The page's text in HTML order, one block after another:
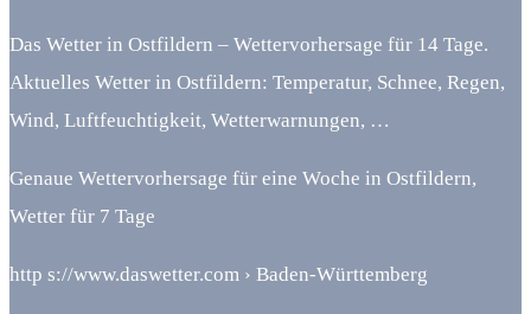
Das Wetter in Ostfildern – Wettervorhersage für 14 Tage.
Aktuelles Wetter in Ostfildern: Temperatur, Schnee, Regen,
Wind, Luftfeuchtigkeit, Wetterwarnungen, …
Genaue Wettervorhersage für eine Woche in Ostfildern,
Wetter für 7 Tage
http s://www.daswetter.com › Baden-Württemberg